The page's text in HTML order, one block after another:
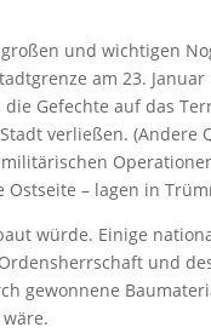
und wichtigen
am 23.
Gefechte auf das
verließen. (Andere
Ostseite – lagen in
würde. Einige
und
gewonnene